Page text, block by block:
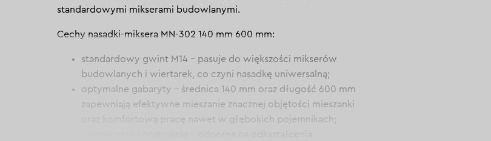
standardowymi mikserami budowlanymi.
Cechy nasadki-miksera MN-302 140 mm 600 mm:
standardowy gwint M14 – pasuje do większości mikserów
budowlanych i wiertarek, co czyni nasadkę uniwersalną;
optymalne gabaryty – średnica 140 mm oraz długość 600 mm
zapewniają efektywne mieszanie znacznej objętości mieszanki
oraz komfortową pracę nawet w głębokich pojemnikach;